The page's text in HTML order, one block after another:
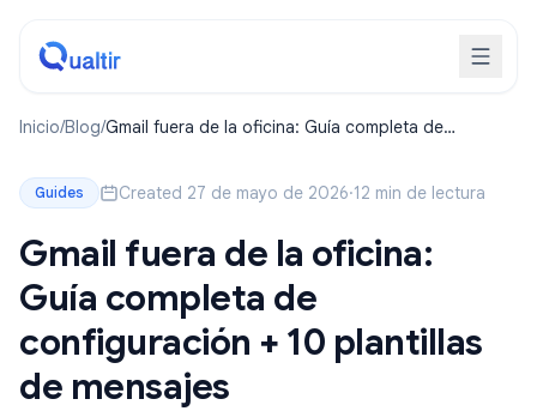
Inicio/Blog/Gmail fuera de la oficina: Guía completa de
Guides Created 27 de mayo de 2026·12 min de lectura
Gmail fuera de la oficina:
Guía completa de
configuración + 10 plantillas
de mensajes